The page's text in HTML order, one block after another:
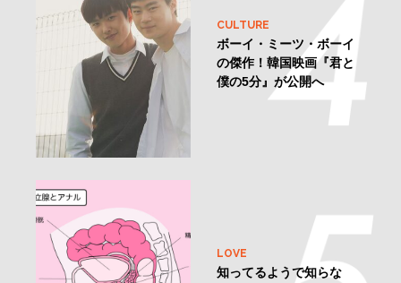
CULTURE
ボーイ・ミーツ・ボーイ
の傑作！韓国映画『君と
僕の5分』が公開へ
LOVE
知ってるようで知らな